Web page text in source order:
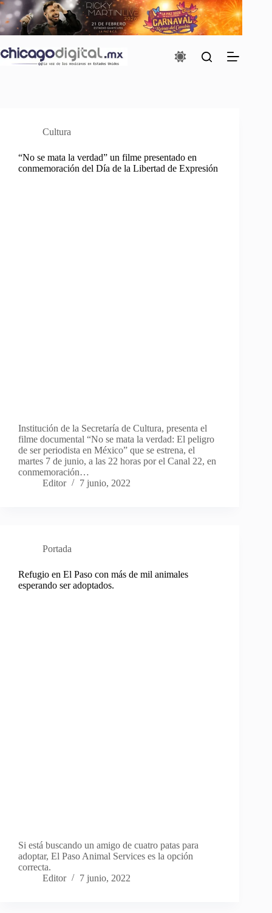
Saltar
al
contenido
Cultura
“No se mata la verdad” un filme presentado en
conmemoración del Día de la Libertad de Expresión
Institución de la Secretaría de Cultura, presenta el
filme documental “No se mata la verdad: El peligro
de ser periodista en México” que se estrena, el
martes 7 de junio, a las 22 horas por el Canal 22, en
conmemoración…
Editor
7 junio, 2022
Portada
Refugio en El Paso con más de mil animales
esperando ser adoptados.
Si está buscando un amigo de cuatro patas para
adoptar, El Paso Animal Services es la opción
correcta.
Editor
7 junio, 2022